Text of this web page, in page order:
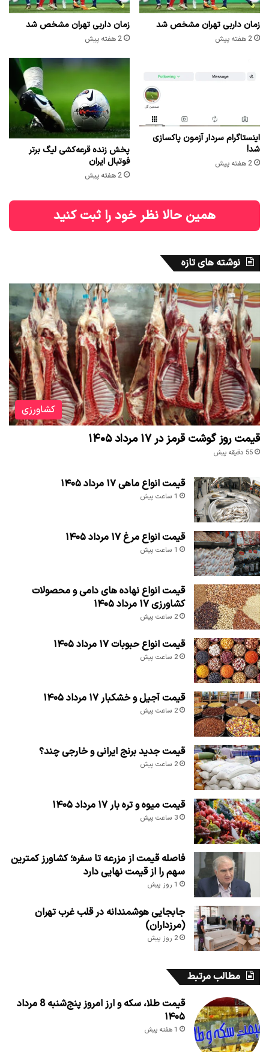
زمان داربی تهران مشخص شد
2 هفته پیش
زمان داربی تهران مشخص شد
2 هفته پیش
اینستاگرام سردار آزمون پاکسازی
شد!
2 هفته پیش
پخش زنده قرعه‌کشی لیگ برتر
فوتبال ایران
2 هفته پیش
همین حالا نظر خود را ثبت کنید
نوشته های تازه
کشاورزی
قیمت روز گوشت قرمز در ۱۷ مرداد ۱۴۰۵
55 دقیقه پیش
قیمت انواع ماهی ۱۷ مرداد ۱۴۰۵
1 ساعت پیش
قیمت انواع مرغ ۱۷ مرداد ۱۴۰۵
1 ساعت پیش
قیمت انواع نهاده های دامی و محصولات
کشاورزی ۱۷ مرداد ۱۴۰۵
2 ساعت پیش
قیمت انواع حبوبات ۱۷ مرداد ۱۴۰۵
2 ساعت پیش
قیمت آجیل و خشکبار ۱۷ مرداد ۱۴۰۵
2 ساعت پیش
قیمت جدید برنج ایرانی و خارجی چند؟
2 ساعت پیش
قیمت میوه و تره بار ۱۷ مرداد ۱۴۰۵
3 ساعت پیش
فاصله قیمت از مزرعه تا سفره؛ کشاورز کمترین
سهم را از قیمت نهایی دارد
1 روز پیش
جابجایی هوشمندانه در قلب غرب تهران
(مرزداران)
2 روز پیش
مطالب مرتبط
قیمت طلا، سکه و ارز امروز پنج‌شنبه 8 مرداد
۱۴۰۵
1 هفته پیش